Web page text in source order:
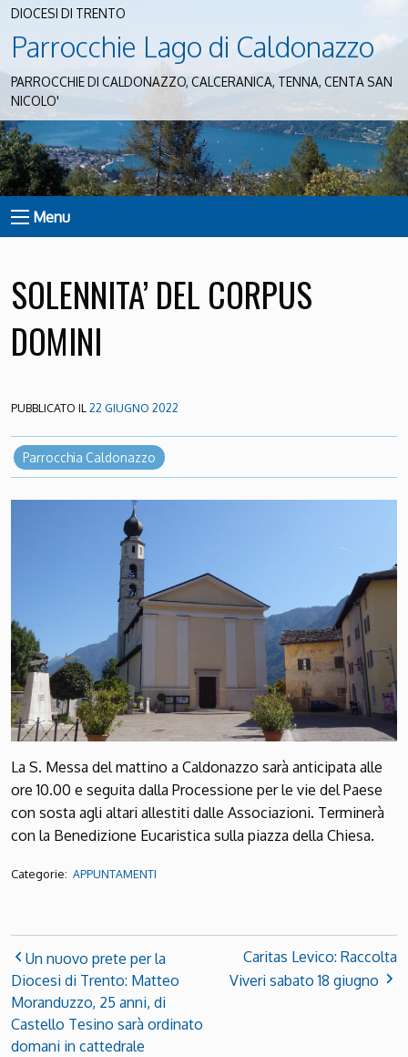
DIOCESI DI TRENTO
Parrocchie Lago di Caldonazzo
PARROCCHIE DI CALDONAZZO, CALCERANICA, TENNA, CENTA SAN
NICOLO'
Menu
SOLENNITA’ DEL CORPUS
DOMINI
PUBBLICATO IL22 GIUGNO 2022
Parrocchia Caldonazzo
La S. Messa del mattino a Caldonazzo sarà anticipata alle
ore 10.00 e seguita dalla Processione per le vie del Paese
con sosta agli altari allestiti dalle Associazioni. Terminerà
con la Benedizione Eucaristica sulla piazza della Chiesa.
Categorie: APPUNTAMENTI
Un nuovo prete per la
Diocesi di Trento: Matteo
Moranduzzo, 25 anni, di
Castello Tesino sarà ordinato
domani in cattedrale
Caritas Levico: Raccolta
Viveri sabato 18 giugno